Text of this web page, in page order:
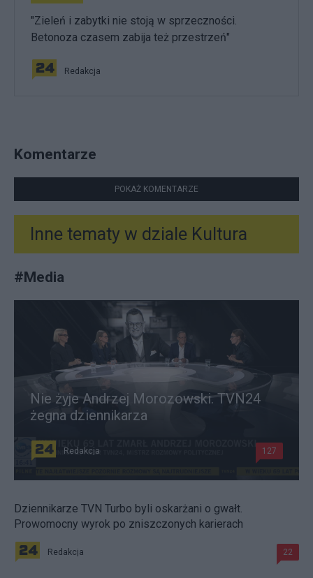
"Zieleń i zabytki nie stoją w sprzeczności.
Betonoza czasem zabija też przestrzeń"
Redakcja
Komentarze
POKAŻ KOMENTARZE
Inne tematy w dziale Kultura
#Media
Nie żyje Andrzej Morozowski. TVN24
żegna dziennikarza
Redakcja 127
Dziennikarze TVN Turbo byli oskarżani o gwałt.
Prowomocny wyrok po zniszczonych karierach
Redakcja 22